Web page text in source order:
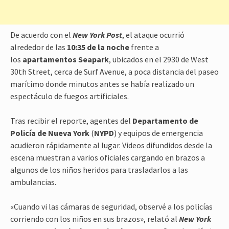
De acuerdo con el New York Post, el ataque ocurrió
alrededor de las 10:35 de la noche frente a
los apartamentos Seapark, ubicados en el 2930 de West
30th Street, cerca de Surf Avenue, a poca distancia del paseo
marítimo donde minutos antes se había realizado un
espectáculo de fuegos artificiales.
Tras recibir el reporte, agentes del Departamento de
Policía de Nueva York (NYPD) y equipos de emergencia
acudieron rápidamente al lugar. Videos difundidos desde la
escena muestran a varios oficiales cargando en brazos a
algunos de los niños heridos para trasladarlos a las
ambulancias.
«Cuando vi las cámaras de seguridad, observé a los policías
corriendo con los niños en sus brazos», relató al New York